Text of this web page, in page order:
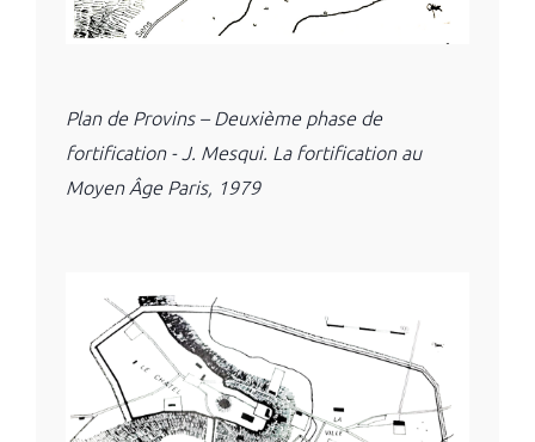
Plan de Provins – Deuxième phase de
fortification - J. Mesqui. La fortification au
Moyen Âge Paris, 1979